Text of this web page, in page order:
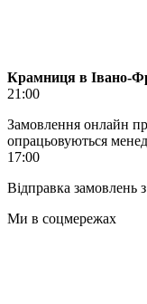
Крамниця в Івано-
21:00
Замовлення онлайн
опрацьовуються
17:00
Відправка замовлень
Ми в соцмережах